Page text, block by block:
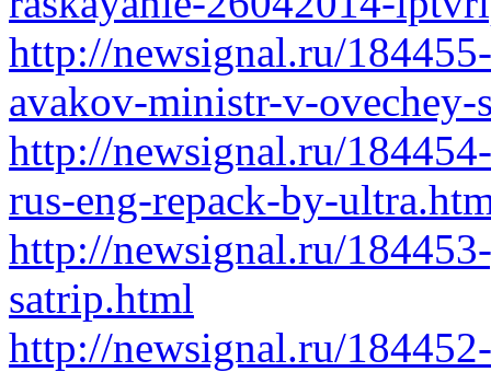
http://newsignal.ru/
avakov-ministr-v-
http://newsignal.ru/
rus-eng-repack-by-
http://newsignal.ru/
satrip.html
http://newsignal.ru/